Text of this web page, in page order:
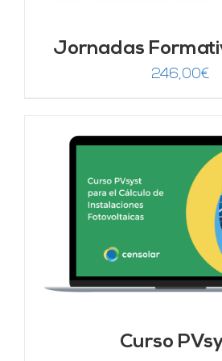
Jornadas
246,00€
Curso